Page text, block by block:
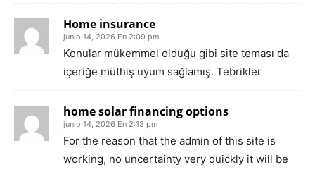
Home insurance
junio 14, 2026 En 2:09 pm
Konular mükemmel olduğu gibi site teması da
içeriğe müthiş uyum sağlamış. Tebrikler
home solar financing options
junio 14, 2026 En 2:13 pm
For the reason that the admin of this site is
working, no uncertainty very quickly it will be